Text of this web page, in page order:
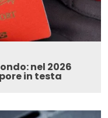
nel 2026
in testa